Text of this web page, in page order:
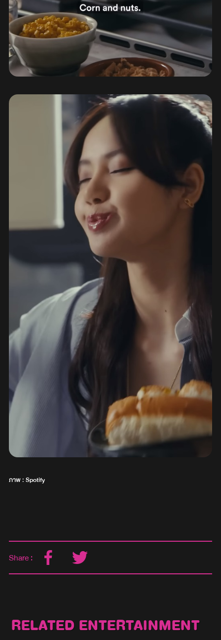
ภาพ : Spotify
Share :
RELATED ENTERTAINMENT